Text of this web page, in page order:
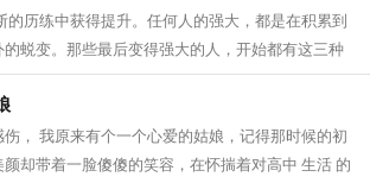
的历练中获得提升。任何人的强大，都是在积累到
蜕变。那些最后变得强大的人，开始都有这三种
，每个人的境...
， 我原来有个一个心爱的姑娘，记得那时候的初
却带着一脸傻傻的笑容，在怀揣着对高中 生活 的